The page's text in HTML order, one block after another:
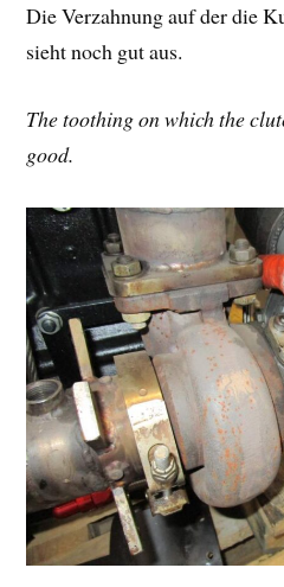
Die Verzahnung auf der die
sieht noch gut aus.
The toothing on which the
good.